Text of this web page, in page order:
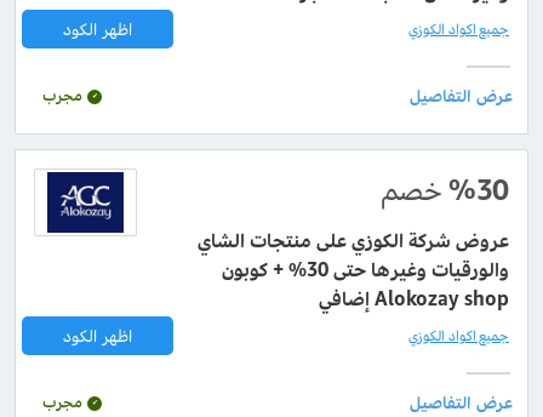
اظهر الكود جميع اكواد الكوزي
مجرب
%30خصم
عروض شركة الكوزي على منتجات الشاي
والورقيات وغيرها حتى 30% + كوبون
Alokozay shop إضافي
اظهر الكود جميع اكواد الكوزي
مجرب